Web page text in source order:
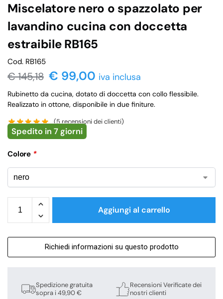
Miscelatore nero o spazzolato per
lavandino cucina con doccetta
estraibile RB165
Cod. RB165
€145,18 € 99,00 iva inclusa
Rubinetto da cucina, dotato di doccetta con collo flessibile.
Realizzato in ottone, disponibile in due finiture.
(5recensioni dei clienti)
Spedito in 7 giorni
Colore *
Aggiungi al carrello
Richiedi informazioni su questo prodotto
Spedizione gratuita
sopra i 49,90 €
Recensioni Verificate dei
nostri clienti